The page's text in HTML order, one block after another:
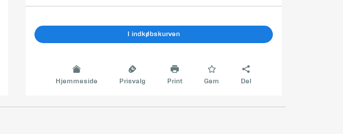
I indkøbskurven
Hjemmeside Prisvalg Print Gem Del